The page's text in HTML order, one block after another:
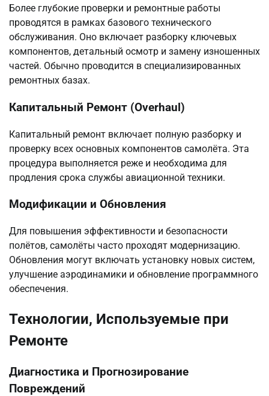
Более глубокие проверки и ремонтные работы
проводятся в рамках базового технического
обслуживания. Оно включает разборку ключевых
компонентов, детальный осмотр и замену изношенных
частей. Обычно проводится в специализированных
ремонтных базах.
Капитальный Ремонт (Overhaul)
Капитальный ремонт включает полную разборку и
проверку всех основных компонентов самолёта. Эта
процедура выполняется реже и необходима для
продления срока службы авиационной техники.
Модификации и Обновления
Для повышения эффективности и безопасности
полётов, самолёты часто проходят модернизацию.
Обновления могут включать установку новых систем,
улучшение аэродинамики и обновление программного
обеспечения.
Технологии, Используемые при
Ремонте
Диагностика и Прогнозирование
Повреждений